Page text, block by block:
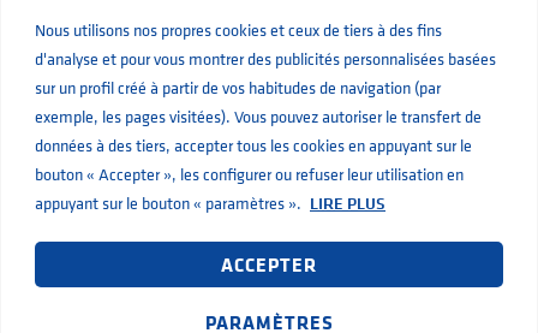
Nous utilisons nos propres cookies et ceux de tiers à des fins
d'analyse et pour vous montrer des publicités personnalisées basées
sur un profil créé à partir de vos habitudes de navigation (par
exemple, les pages visitées). Vous pouvez autoriser le transfert de
données à des tiers, accepter tous les cookies en appuyant sur le
bouton « Accepter », les configurer ou refuser leur utilisation en
appuyant sur le bouton « paramètres ». LIRE PLUS
PARAMÈTRES
ACCEPTER
Blog
© Aiguapres Mentions légales Confidentialité
Cookies
Développement Web par Inbuze
Ce site est protégé par reCAPTCHA. LesRègles de confidentialité
Conditions d’utilisationde Google s’appliquent.